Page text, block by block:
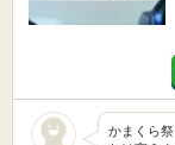
かまくら